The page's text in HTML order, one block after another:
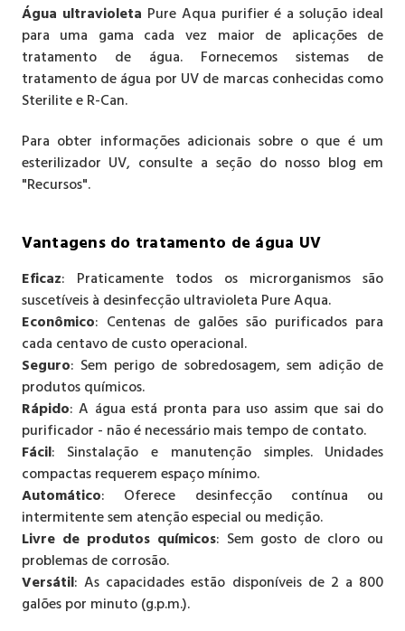
Água ultravioleta Pure Aqua purifier é a solução ideal
para uma gama cada vez maior de aplicações de
tratamento de água. Fornecemos sistemas de
tratamento de água por UV de marcas conhecidas como
Sterilite e R-Can.
Para obter informações adicionais sobre o que é um
esterilizador UV, consulte a seção do nosso blog em
"Recursos".
Vantagens do tratamento de água UV
Eficaz: Praticamente todos os microrganismos são
suscetíveis à desinfecção ultravioleta Pure Aqua.
Econômico: Centenas de galões são purificados para
cada centavo de custo operacional.
Seguro: Sem perigo de sobredosagem, sem adição de
produtos químicos.
Rápido: A água está pronta para uso assim que sai do
purificador - não é necessário mais tempo de contato.
Fácil: Sinstalação e manutenção simples. Unidades
compactas requerem espaço mínimo.
Automático: Oferece desinfecção contínua ou
intermitente sem atenção especial ou medição.
Livre de produtos químicos: Sem gosto de cloro ou
problemas de corrosão.
Versátil: As capacidades estão disponíveis de 2 a 800
galões por minuto (g.p.m.).